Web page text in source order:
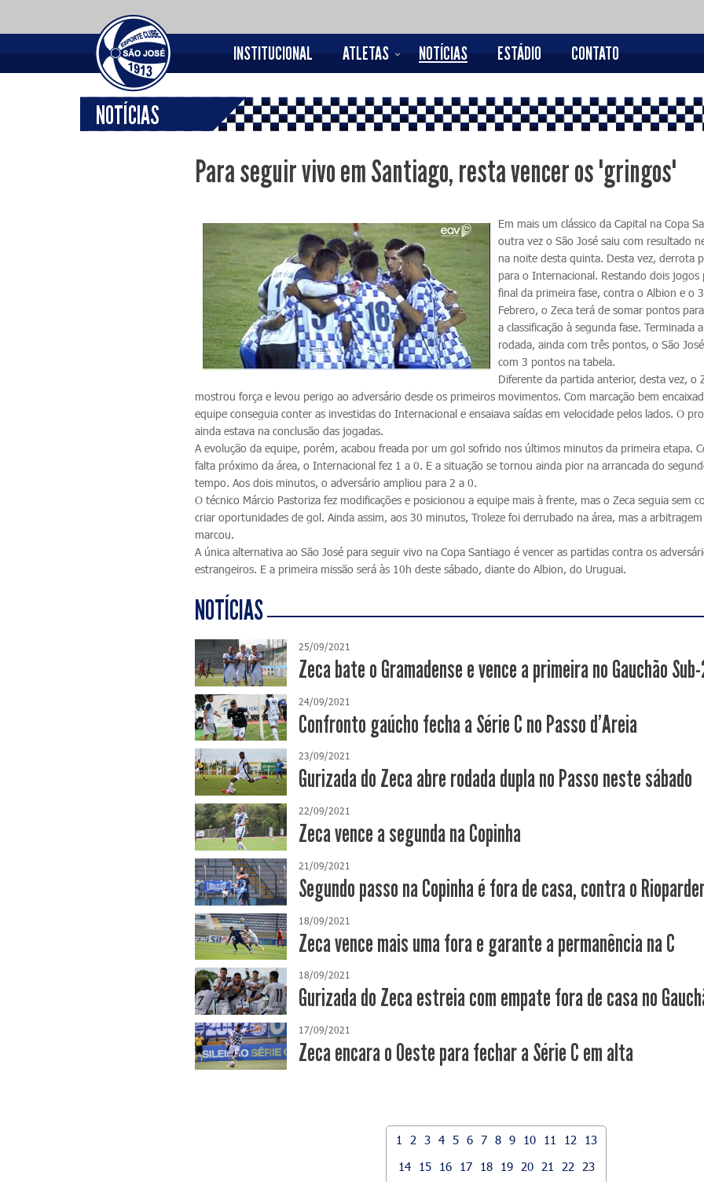
INSTITUCIONAL ATLETAS NOTÍCIAS ESTÁDIO CONTATO
NOTÍCIAS
Para seguir vivo em Santiago, resta vencer os "gringos"
Em mais um clássico da Capital na Copa
outra vez o São José saiu com resultado
na noite desta quinta. Desta vez, derrota
para o Internacional. Restando dois jogos
final da primeira fase, contra o Albion e o
Febrero, o Zeca terá de somar pontos
a classificação à segunda fase. Terminada
rodada, ainda com três pontos, o São
com 3 pontos na tabela.
Diferente da partida anterior, desta vez, o
mostrou força e levou perigo ao adversário desde os primeiros movimentos. Com marcação bem
equipe conseguia conter as investidas do Internacional e ensaiava saídas em velocidade pelos lados. O
ainda estava na conclusão das jogadas.
A evolução da equipe, porém, acabou freada por um gol sofrido nos últimos minutos da primeira etapa.
falta próximo da área, o Internacional fez 1 a 0. E a situação se tornou ainda pior na arrancada do
tempo. Aos dois minutos, o adversário ampliou para 2 a 0.
O técnico Márcio Pastoriza fez modificações e posicionou a equipe mais à frente, mas o Zeca seguia sem
criar oportunidades de gol. Ainda assim, aos 30 minutos, Troleze foi derrubado na área, mas a
marcou.
A única alternativa ao São José para seguir vivo na Copa Santiago é vencer as partidas contra os
estrangeiros. E a primeira missão será às 10h deste sábado, diante do Albion, do Uruguai.
NOTÍCIAS
25/09/2021
Zeca bate o Gramadense e vence a primeira no Gauchão
24/09/2021
Confronto gaúcho fecha a Série C no Passo d'Areia
23/09/2021
Gurizada do Zeca abre rodada dupla no Passo neste sábado
22/09/2021
Zeca vence a segunda na Copinha
21/09/2021
Segundo passo na Copinha é fora de casa, contra o
18/09/2021
Zeca vence mais uma fora e garante a permanência na C
18/09/2021
Gurizada do Zeca estreia com empate fora de casa no
17/09/2021
Zeca encara o Oeste para fechar a Série C em alta
1 2 3 4 5 6 7 8 9 10 11 12
13
14
15 16 17 18 19 20 21 22
23